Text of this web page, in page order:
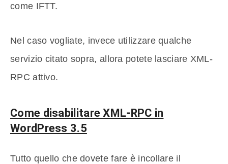
come IFTT.
Nel caso vogliate, invece utilizzare qualche
servizio citato sopra, allora potete lasciare XML-
RPC attivo.
Come disabilitare XML-RPC in
WordPress 3.5
Tutto quello che dovete fare è incollare il